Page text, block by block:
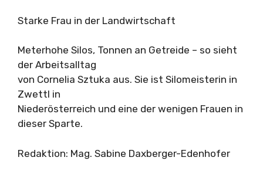
Starke Frau in der Landwirtschaft
Meterhohe Silos, Tonnen an Getreide – so sieht
der Arbeitsalltag
von Cornelia Sztuka aus. Sie ist Silomeisterin in
Zwettl in
Niederösterreich und eine der wenigen Frauen in
dieser Sparte.
Redaktion: Mag. Sabine Daxberger-Edenhofer